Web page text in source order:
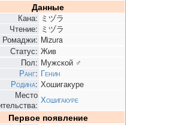
Данные
Кана: ミヅラ
Чтение: ミヅラ
Ромаджи: Mizura
Статус: Жив
Пол: Мужской ♂
Ранг: Генин
Родина: Хошигакуре
Место Хошигакуре
Первое появление